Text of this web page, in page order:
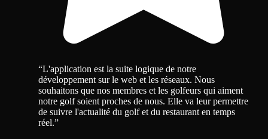
“L'application est la suite logique de notre
développement sur le web et les réseaux. Nous
souhaitons que nos membres et les golfeurs qui aiment
notre golf soient proches de nous. Elle va leur permettre
de suivre l'actualité du golf et du restaurant en temps
réel.”